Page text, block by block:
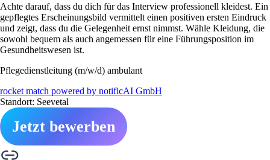
Achte darauf, dass du dich für das Interview professionell kleidest. Ein
gepflegtes Erscheinungsbild vermittelt einen positiven ersten Eindruck
und zeigt, dass du die Gelegenheit ernst nimmst. Wähle Kleidung, die
sowohl bequem als auch angemessen für eine Führungsposition im
Gesundheitswesen ist.
Pflegedienstleitung (m/w/d) ambulant
rocket match powered by notificAI GmbH
Standort: Seevetal
Jetzt bewerben